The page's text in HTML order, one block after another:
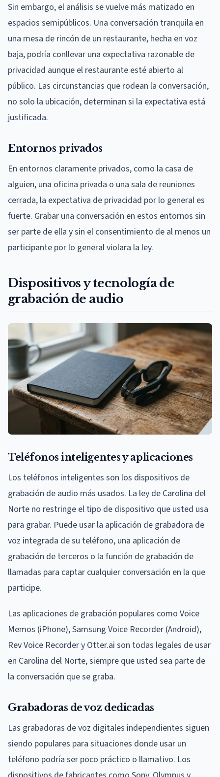
Sin embargo, el análisis se vuelve más matizado en
espacios semipúblicos. Una conversación tranquila en
una mesa de rincón de un restaurante, hecha en voz
baja, podría conllevar una expectativa razonable de
privacidad aunque el restaurante esté abierto al
público. Las circunstancias que rodean la conversación,
no solo la ubicación, determinan si la expectativa está
justificada.
Entornos privados
En entornos claramente privados, como la casa de
alguien, una oficina privada o una sala de reuniones
cerrada, la expectativa de privacidad por lo general es
fuerte. Grabar una conversación en estos entornos sin
ser parte de ella y sin el consentimiento de al menos un
participante por lo general violara la ley.
Dispositivos y tecnología de
grabación de audio
Teléfonos inteligentes y aplicaciones
Los teléfonos inteligentes son los dispositivos de
grabación de audio más usados. La ley de Carolina del
Norte no restringe el tipo de dispositivo que usted usa
para grabar. Puede usar la aplicación de grabadora de
voz integrada de su teléfono, una aplicación de
grabación de terceros o la función de grabación de
llamadas para captar cualquier conversación en la que
participe.
Las aplicaciones de grabación populares como Voice
Memos (iPhone), Samsung Voice Recorder (Android),
Rev Voice Recorder y Otter.ai son todas legales de usar
en Carolina del Norte, siempre que usted sea parte de
la conversación que se graba.
Grabadoras de voz dedicadas
Las grabadoras de voz digitales independientes siguen
siendo populares para situaciones donde usar un
teléfono podría ser poco práctico o llamativo. Los